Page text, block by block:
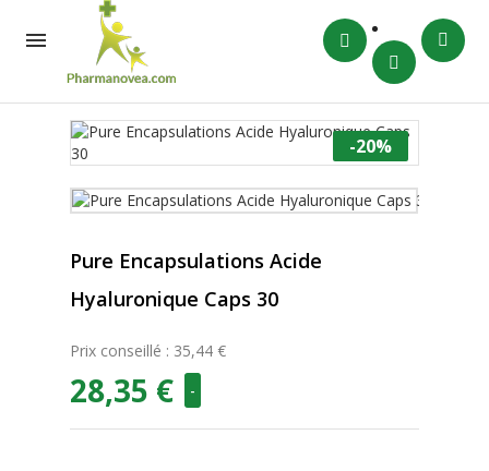

-20%
Pure Encapsulations Acide
Hyaluronique Caps 30
Prix conseillé : 35,44 €
28,35 € -